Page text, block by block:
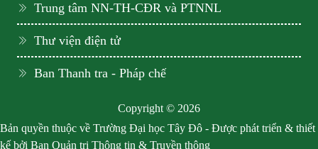
Trung tâm NN-TH-CĐR và PTNNL
Thư viện điện tử
Ban Thanh tra - Pháp chế
Copyright © 2026
Bản quyền thuộc về Trường Đại học Tây Đô - Được phát triển & thiết
kế bởi Ban Quản trị Thông tin & Truyền thông